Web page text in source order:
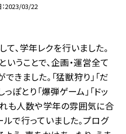
2023/03/22
、学年レクを行いました。
うことで、企画・運営全て
きました。「猛獣狩り」「だ
ぽとり「爆弾ゲーム」「ドッ
れも人数や学年の雰囲気に合
で行っていました。プログ